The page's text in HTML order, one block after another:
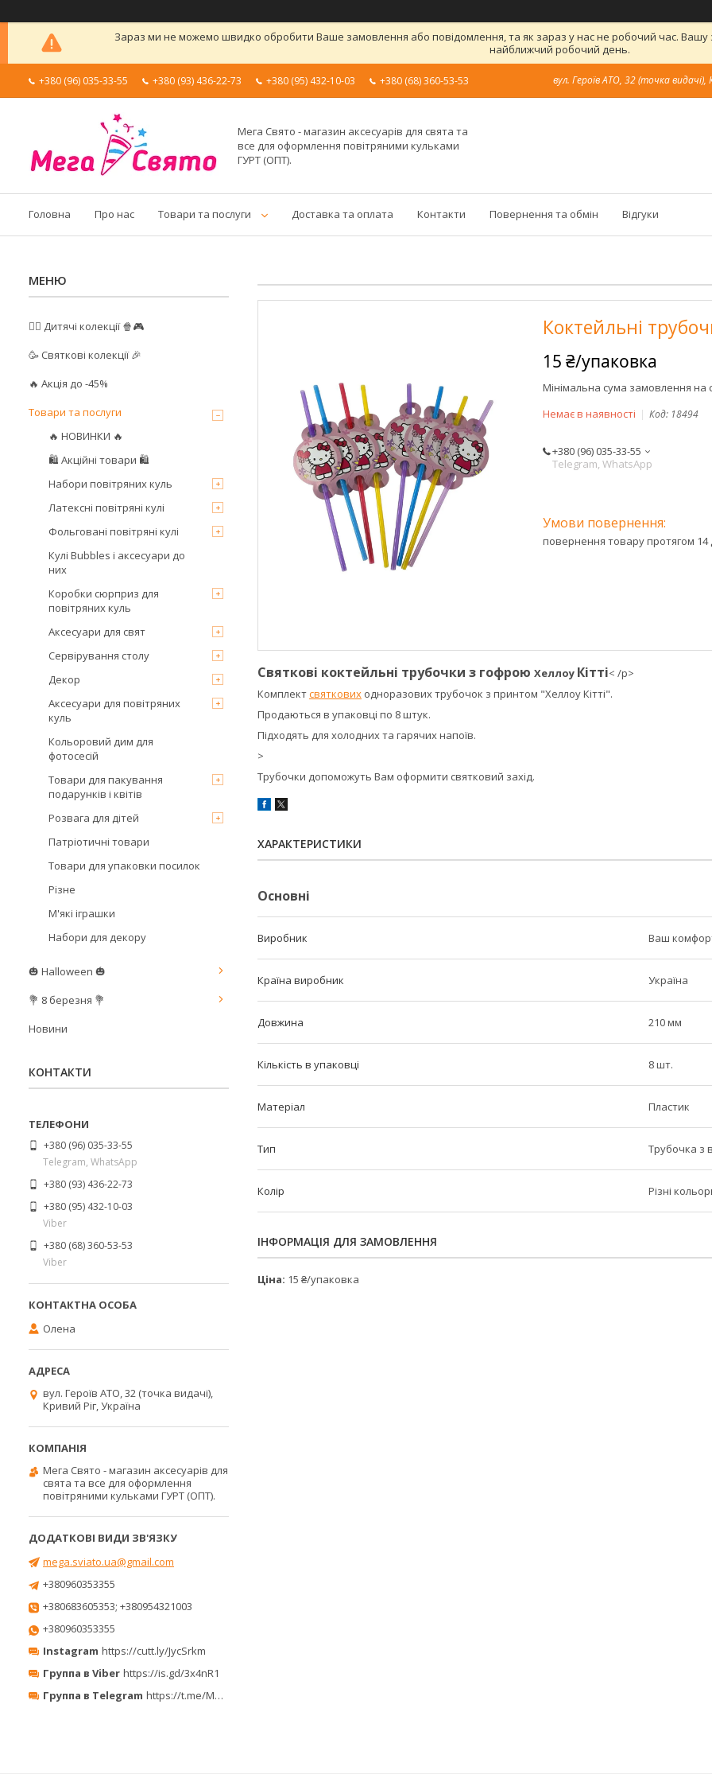
Зараз ми не можемо швидко обробити Ваше замовлення або повідомлення, та як зараз у нас не робочий час.
найближчий робочий день.
+380 (96) 035-33-55 +380 (93) 436-22-73 +380 (95) 432-10-03 +380 (68) 360-53-53 вул. Героїв АТО, 32 (точка видачі),
Мега Свято - магазин аксесуарів для свята та
все для оформлення повітряними кульками
ГУРТ (ОПТ).
Головна Про нас Товари та послуги Доставка та оплата Контакти Повернення та обмін Відгуки
Коктейльні
15 ₴/упаковка
Мінімальна сума замовлення на
Немає в наявності
Код: 18494
+380 (96) 035-33-55
Telegram, WhatsApp
повернення товару протягом 14
Святкові коктейльні трубочки з гофрою Хеллоу Кітті< /p>
Комплектсвяткових одноразових трубочок з принтом "Хеллоу Кітті".
Продаються в упаковці по 8 штук.
Підходять для холодних та гарячих напоїв.
>
Трубочки допоможуть Вам оформити святковий захід.
ХАРАКТЕРИСТИКИ
Основні
Виробник Ваш
Країна виробник Україна
Довжина 210 мм
Кількість в упаковці 8 шт.
Матеріал Пластик
Тип Трубочка з
Колір Різні
ІНФОРМАЦІЯ ДЛЯ ЗАМОВЛЕННЯ
Ціна: 15 ₴/упаковка
🦸‍♂️ Дитячі колекції 🍿🎮
🥳 Святкові колекції 🎉
🔥 Акція до -45%
Товари та послуги
🔥 НОВИНКИ 🔥
🛍 Акційні товари 🛍
Набори повітряних куль
Латексні повітряні кулі
Фольговані повітряні кулі
Кулі Bubbles і аксесуари до
них
Коробки сюрприз для
повітряних куль
Аксесуари для свят
Сервірування столу
Декор
Аксесуари для повітряних
куль
Кольоровий дим для
фотосесій
Товари для пакування
подарунків і квітів
Розвага для дітей
Патріотичні товари
Товари для упаковки посилок
Різне
М'які іграшки
Набори для декору
🎃 Halloween 🎃
💐 8 березня 💐
Новини
КОНТАКТИ
+380 (96) 035-33-55
Telegram, WhatsApp
+380 (93) 436-22-73
+380 (95) 432-10-03
Viber
+380 (68) 360-53-53
Viber
Олена
вул. Героїв АТО, 32 (точка видачі),
Кривий Ріг, Україна
Мега Свято - магазин аксесуарів для
свята та все для оформлення
повітряними кульками ГУРТ (ОПТ).
mega.sviato.ua@gmail.com
+380960353355
+380683605353; +380954321003
+380960353355
Instagram https://cutt.ly/JycSrkm
Группа в Viber https://is.gd/3x4nR1
Группа в Telegram https://t.me/MegaPrazdnikUA